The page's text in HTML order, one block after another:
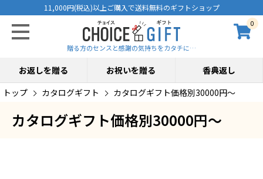
11,000円(税込)以上ご購入で送料無料のギフトショップ
0
贈る方のセンスと感謝の気持ちをカタチに…
お返しを贈る お祝いを贈る
香典返し
トップ
カタログギフト カタログギフト価格別30000円～
カタログギフト価格別30000円～